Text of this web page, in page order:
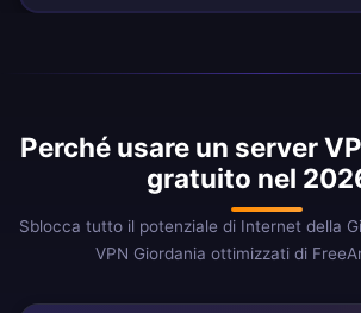
Perché usare un server
gratuito nel
Sblocca tutto il potenziale di Internet della
VPN Giordania ottimizzati di